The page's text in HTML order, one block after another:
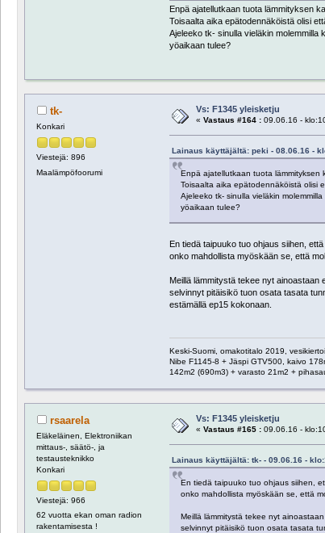
Enpä ajatellutkaan tuota lämmityksen
Toisaalta aika epätodennäköistä olisi
Ajeleeko tk- sinulla vieläkin molemmilla
yöaikaan tulee?
tk-
Konkari
Viestejä: 896
Maalämpöfoorumi
Vs: F1345 yleisketju
« Vastaus #164 :09.06.16 -
Lainaus käyttäjältä: peki - 08.06.16 -
Enpä ajatellutkaan tuota lämmityksen
Toisaalta aika epätodennäköistä olisi
Ajeleeko tk- sinulla vieläkin
yöaikaan tulee?
En tiedä taipuuko tuo ohjaus siihen,
onko mahdollista myöskään se, että
Meillä lämmitystä tekee nyt
selvinnyt pitäisikö tuon osata tasata
estämällä ep15 kokonaan.
Keski-Suomi, omakotitalo 2019,
Nibe F1145-8 + Jäspi GTV500, kaivo
142m2 (690m3) + varasto 21m2 +
rsaarela
Eläkeläinen, Elektroniikan
mittaus-, säätö-, ja
testausteknikko
Konkari
Viestejä: 966
62 vuotta ekan oman radion
rakentamisesta !
Vs: F1345 yleisketju
« Vastaus #165 :09.06.16 -
Lainaus käyttäjältä: tk- - 09.06.16 -
En tiedä taipuuko tuo ohjaus siihen,
onko mahdollista myöskään se, että
Meillä lämmitystä tekee nyt
selvinnyt pitäisikö tuon osata tasata